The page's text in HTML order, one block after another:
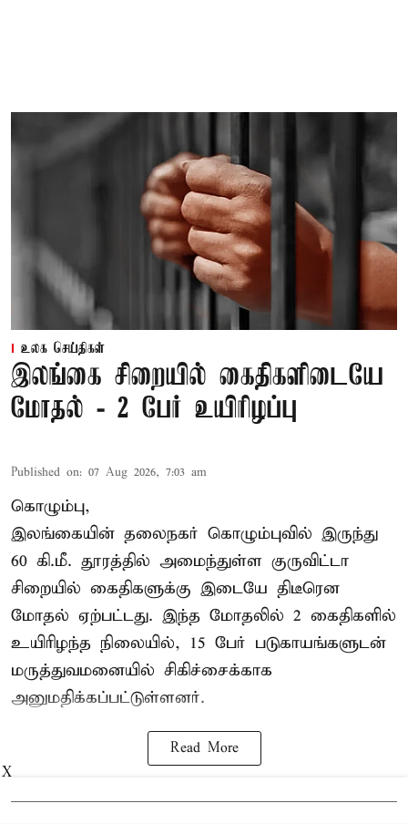
உலக செய்திகள்
இலங்கை சிறையில் கைதிகளிடையே
மோதல் - 2 பேர் உயிரிழப்பு
Published on: 07 Aug 2026, 7:03 am
கொழும்பு,
இலங்கையின் தலைநகர் கொழும்புவில் இருந்து
60 கி.மீ. தூரத்தில் அமைந்துள்ள குருவிட்டா
சிறையில் கைதிகளுக்கு இடையே திடீரென
மோதல் ஏற்பட்டது. இந்த மோதலில் 2 கைதிகளில்
உயிரிழந்த நிலையில், 15 பேர் படுகாயங்களுடன்
மருத்துவமனையில் சிகிச்சைக்காக
அனுமதிக்கப்பட்டுள்ளனர்.
Read More
X